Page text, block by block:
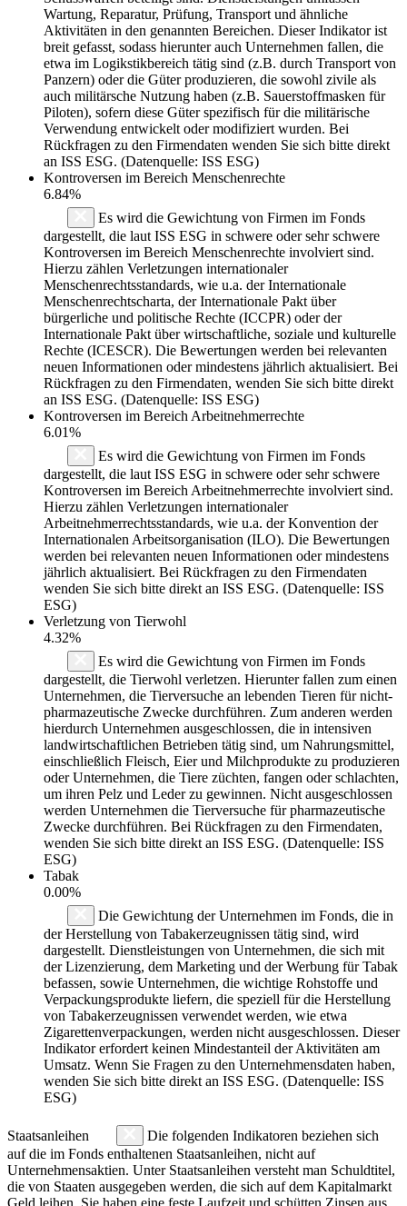
Wartung, Reparatur, Prüfung, Transport und ähnliche
Aktivitäten in den genannten Bereichen. Dieser Indikator ist
breit gefasst, sodass hierunter auch Unternehmen fallen, die
etwa im Logikstikbereich tätig sind (z.B. durch Transport von
Panzern) oder die Güter produzieren, die sowohl zivile als
auch militärsche Nutzung haben (z.B. Sauerstoffmasken für
Piloten), sofern diese Güter spezifisch für die militärische
Verwendung entwickelt oder modifiziert wurden. Bei
Rückfragen zu den Firmendaten wenden Sie sich bitte direkt
an ISS ESG. (Datenquelle: ISS ESG)
Kontroversen im Bereich Menschenrechte
6.84%
Es wird die Gewichtung von Firmen im Fonds
dargestellt, die laut ISS ESG in schwere oder sehr schwere
Kontroversen im Bereich Menschenrechte involviert sind.
Hierzu zählen Verletzungen internationaler
Menschenrechtsstandards, wie u.a. der Internationale
Menschenrechtscharta, der Internationale Pakt über
bürgerliche und politische Rechte (ICCPR) oder der
Internationale Pakt über wirtschaftliche, soziale und kulturelle
Rechte (ICESCR). Die Bewertungen werden bei relevanten
neuen Informationen oder mindestens jährlich aktualisiert. Bei
Rückfragen zu den Firmendaten, wenden Sie sich bitte direkt
an ISS ESG. (Datenquelle: ISS ESG)
Kontroversen im Bereich Arbeitnehmerrechte
6.01%
Es wird die Gewichtung von Firmen im Fonds
dargestellt, die laut ISS ESG in schwere oder sehr schwere
Kontroversen im Bereich Arbeitnehmerrechte involviert sind.
Hierzu zählen Verletzungen internationaler
Arbeitnehmerrechtsstandards, wie u.a. der Konvention der
Internationalen Arbeitsorganisation (ILO). Die Bewertungen
werden bei relevanten neuen Informationen oder mindestens
jährlich aktualisiert. Bei Rückfragen zu den Firmendaten
wenden Sie sich bitte direkt an ISS ESG. (Datenquelle: ISS
ESG)
Verletzung von Tierwohl
4.32%
Es wird die Gewichtung von Firmen im Fonds
dargestellt, die Tierwohl verletzen. Hierunter fallen zum einen
Unternehmen, die Tierversuche an lebenden Tieren für nicht-
pharmazeutische Zwecke durchführen. Zum anderen werden
hierdurch Unternehmen ausgeschlossen, die in intensiven
landwirtschaftlichen Betrieben tätig sind, um Nahrungsmittel,
einschließlich Fleisch, Eier und Milchprodukte zu produzieren
oder Unternehmen, die Tiere züchten, fangen oder schlachten,
um ihren Pelz und Leder zu gewinnen. Nicht ausgeschlossen
werden Unternehmen die Tierversuche für pharmazeutische
Zwecke durchführen. Bei Rückfragen zu den Firmendaten,
wenden Sie sich bitte direkt an ISS ESG. (Datenquelle: ISS
ESG)
Tabak
0.00%
Die Gewichtung der Unternehmen im Fonds, die in
der Herstellung von Tabakerzeugnissen tätig sind, wird
dargestellt. Dienstleistungen von Unternehmen, die sich mit
der Lizenzierung, dem Marketing und der Werbung für Tabak
befassen, sowie Unternehmen, die wichtige Rohstoffe und
Verpackungsprodukte liefern, die speziell für die Herstellung
von Tabakerzeugnissen verwendet werden, wie etwa
Zigarettenverpackungen, werden nicht ausgeschlossen. Dieser
Indikator erfordert keinen Mindestanteil der Aktivitäten am
Umsatz. Wenn Sie Fragen zu den Unternehmensdaten haben,
wenden Sie sich bitte direkt an ISS ESG. (Datenquelle: ISS
ESG)
Staatsanleihen
Die folgenden Indikatoren beziehen sich
auf die im Fonds enthaltenen Staatsanleihen, nicht auf
Unternehmensaktien. Unter Staatsanleihen versteht man Schuldtitel,
die von Staaten ausgegeben werden, die sich auf dem Kapitalmarkt
Geld leihen. Sie haben eine feste Laufzeit und schütten Zinsen aus.